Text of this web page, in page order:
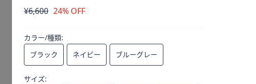
削
¥6,600 24% OFF
カラー/種類:
ブラック
ネイビー ブルーグレー
サイズ: